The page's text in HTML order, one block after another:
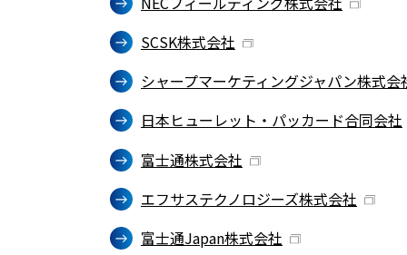
SCSK株式会社
シャープマーケティングジャパン株式会
日本ヒューレット・パッカード合同会社
富士通株式会社
エフサステクノロジーズ株式会社
富士通Japan株式会社